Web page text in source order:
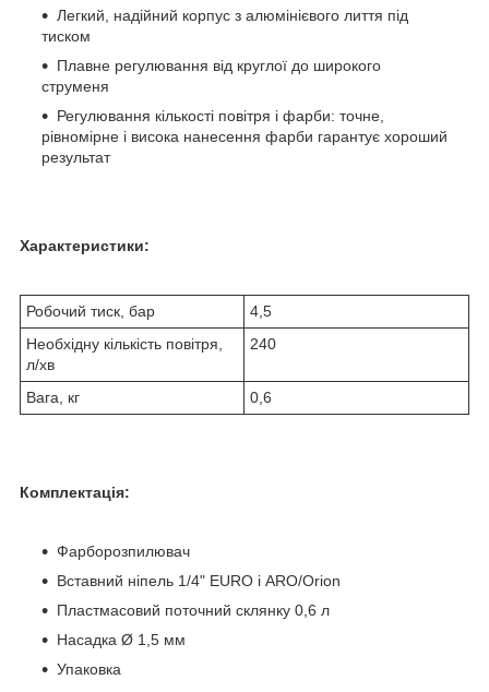
Легкий, надійний корпус з алюмінієвого лиття під
тиском
Плавне регулювання від круглої до широкого
струменя
Регулювання кількості повітря і фарби: точне,
рівномірне і висока нанесення фарби гарантує хороший
результат
Характеристики:
Робочий тиск, бар
4,5
Необхідну кількість повітря,
л/хв
240
Вага, кг 0,6
Комплектація:
Фарборозпилювач
Вставний ніпель 1/4" EURO і ARO/Orion
Пластмасовий поточний склянку 0,6 л
Насадка Ø 1,5 мм
Упаковка